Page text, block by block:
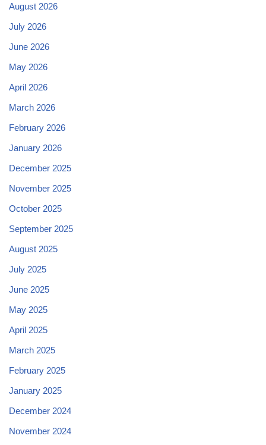
August 2026
July 2026
June 2026
May 2026
April 2026
March 2026
February 2026
January 2026
December 2025
November 2025
October 2025
September 2025
August 2025
July 2025
June 2025
May 2025
April 2025
March 2025
February 2025
January 2025
December 2024
November 2024